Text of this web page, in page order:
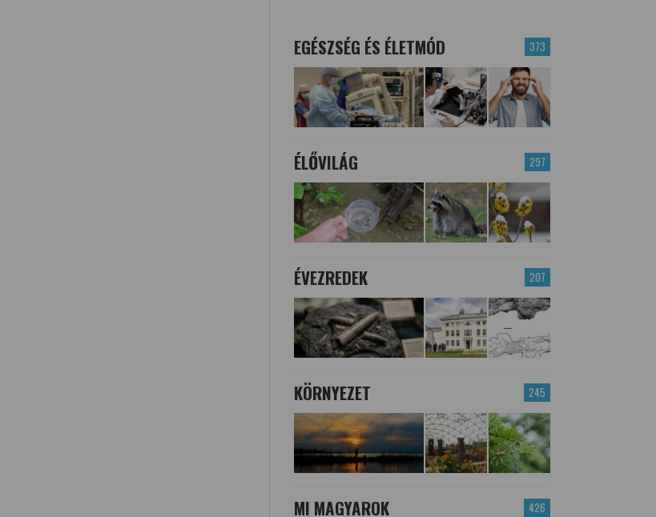
373
EGÉSZSÉG ÉS ÉLETMÓD
297
ÉLŐVILÁG
207
ÉVEZREDEK
245
KÖRNYEZET
426
MI MAGYAROK